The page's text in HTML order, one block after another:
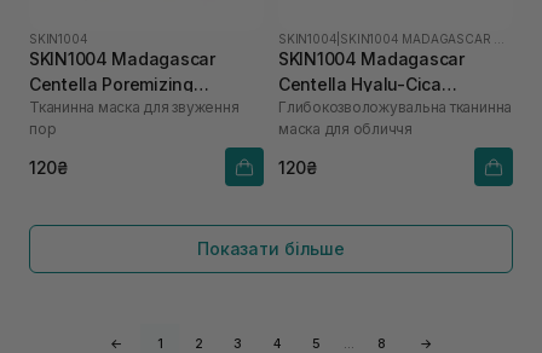
SKIN1004
SKIN1004 Madagascar
Centella Poremizing
Clarifying Mask 1 шт
Тканинна маска для звуження
пор
120₴
SKIN1004 SKIN1004 MADAGASCAR CENTELLA HYALU-CICA
SKIN1004 Madagascar
Centella Hyalu-Cica
Hydrating Mask 1 шт
Глибокозволожувальна тканинна
маска для обличчя
120₴
Показати більше
← 1 2 3 4 5 … 8 →